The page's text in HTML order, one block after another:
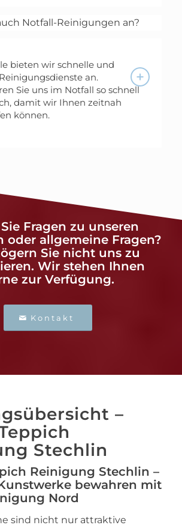
Notfall-Reinigungen an?
bieten wir schnelle und
an.
Sie uns im Notfall so schnell
damit wir Ihnen zeitnah
können.
Fragen zu unseren
oder allgemeine Fragen?
Sie nicht uns zu
Wir stehen Ihnen
zur Verfügung.
Kontakt
–
Stechlin
Reinigung Stechlin –
bewahren mit
Nord
sind nicht nur attraktive